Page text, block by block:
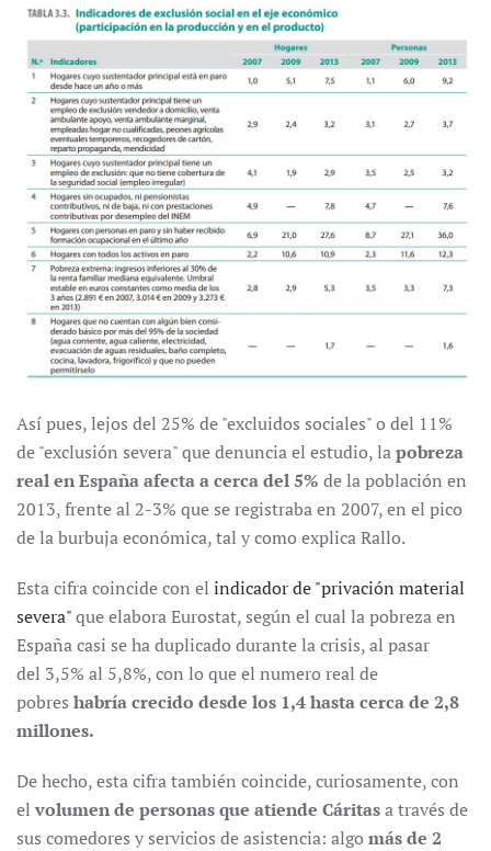
Así pues, lejos del 25% de "excluidos sociales" o del 11%
de "exclusión severa" que denuncia el estudio, lapobreza
real en España afecta a cerca del 5% de la población en
2013, frente al 2-3% que se registraba en 2007, en el pico
de la burbuja económica, tal y como explica Rallo.
Esta cifra coincide con el indicador de "privación material
severa"que elabora Eurostat, según el cual la pobreza en
España casi se ha duplicado durante la crisis, al pasar
del 3,5% al 5,8%, con lo que el numero real de
pobres habría crecido desde los 1,4 hasta cerca de 2,8
millones.
De hecho, esta cifra también coincide, curiosamente, con
el volumen de personas que atiende Cáritasa través de
sus comedores y servicios de asistencia: algo más de 2